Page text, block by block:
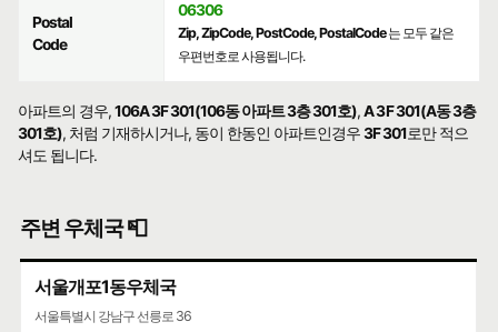
Postal
Code
06306
Zip, ZipCode, PostCode, PostalCode는 모두 같은
우편번호로 사용됩니다.
아파트의 경우,106A 3F 301(106동 아파트 3층 301호),A 3F 301(A동 3층
301호), 처럼 기재하시거나, 동이 한동인 아파트인경우3F 301로만 적으
셔도 됩니다.
주변 우체국 📮
서울개포1동우체국
서울특별시 강남구 선릉로 36